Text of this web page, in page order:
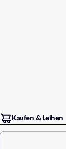
Kaufen & Leihen